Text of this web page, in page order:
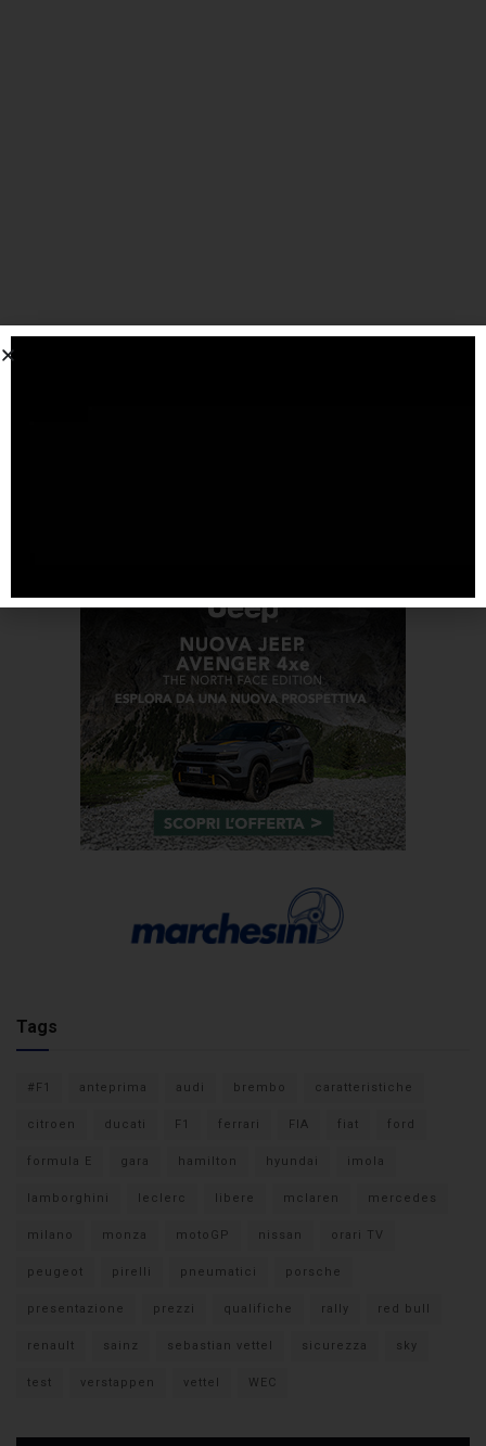
Tags
#F1 anteprima audi brembo caratteristiche
citroen ducati F1 ferrari FIA fiat ford
formula E gara hamilton hyundai imola
lamborghini leclerc libere mclaren mercedes
milano monza motoGP nissan orari TV
peugeot pirelli pneumatici porsche
presentazione prezzi qualifiche rally red bull
renault sainz sebastian vettel sicurezza sky
test verstappen vettel WEC